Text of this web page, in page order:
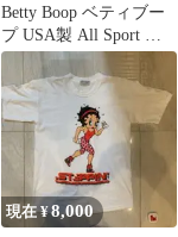
Betty Boop ベティブー
プ USA製 All Sport 総柄
L
現在 ¥8,000